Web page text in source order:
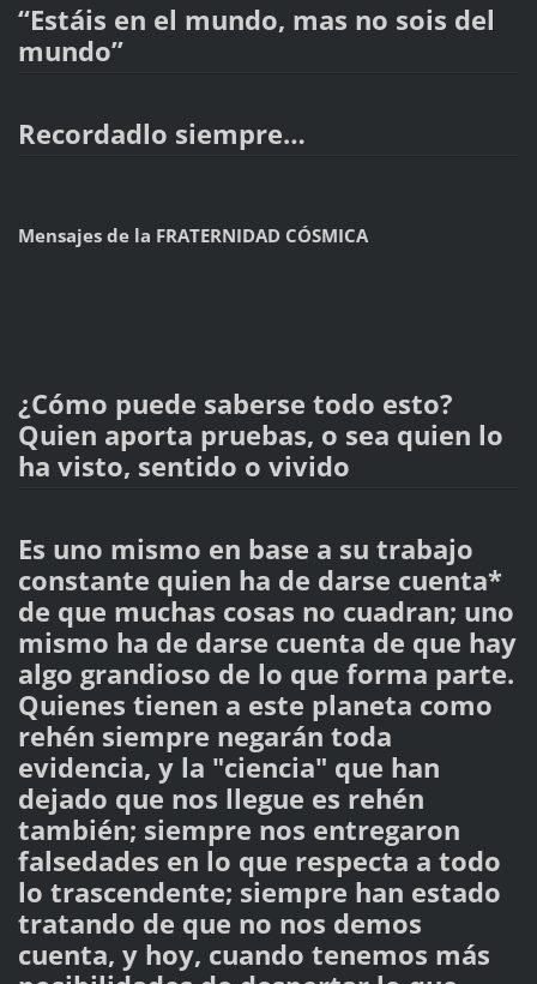
“Estáis en el mundo, mas no sois del
mundo”
Recordadlo siempre…
Mensajes de la FRATERNIDAD CÓSMICA
¿Cómo puede saberse todo esto?
Quien aporta pruebas, o sea quien lo
ha visto, sentido o vivido
Es uno mismo en base a su trabajo
constante quien ha de darse cuenta*
de que muchas cosas no cuadran; uno
mismo ha de darse cuenta de que hay
algo grandioso de lo que forma parte.
Quienes tienen a este planeta como
rehén siempre negarán toda
evidencia, y la "ciencia" que han
dejado que nos llegue es rehén
también; siempre nos entregaron
falsedades en lo que respecta a todo
lo trascendente; siempre han estado
tratando de que no nos demos
cuenta, y hoy, cuando tenemos más